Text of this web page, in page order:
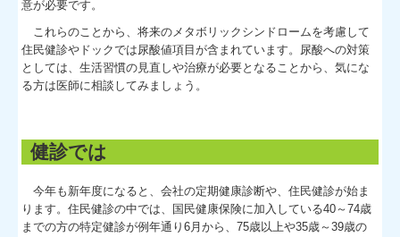
意が必要です。
これらのことから、将来のメタボリックシンドロームを考慮して
住民健診やドックでは尿酸値項目が含まれています。尿酸への対策
としては、生活習慣の見直しや治療が必要となることから、気にな
る方は医師に相談してみましょう。
健診では
今年も新年度になると、会社の定期健康診断や、住民健診が始ま
ります。住民健診の中では、国民健康保険に加入している40～74歳
までの方の特定健診が例年通り6月から、75歳以上や35歳～39歳の